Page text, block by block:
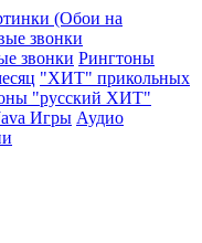
(Обои на
звонки
звонки Рингтоны
"ХИТ" прикольных
"русский ХИТ"
Игры Аудио